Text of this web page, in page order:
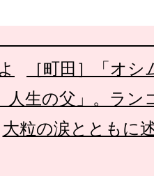
［町田］「オ
人生の父」。ラン
大粒の涙とともに